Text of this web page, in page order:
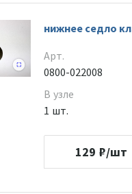
нижнее седло
Арт.
0800-022008
В узле
1 шт.
129 ₽/шт